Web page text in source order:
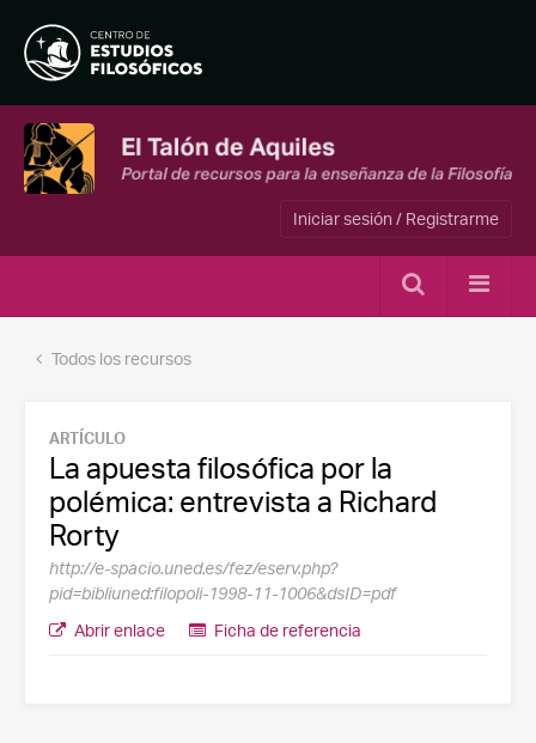
Iniciar sesión / Registrarme
Todos los recursos
ARTÍCULO
La apuesta filosófica por la
polémica: entrevista a Richard
Rorty
http://e-spacio.uned.es/fez/eserv.php?
pid=bibliuned:filopoli-1998-11-1006&dsID=pdf
Abrir enlace
Ficha de referencia